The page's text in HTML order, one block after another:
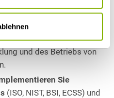
by-Designin alle
und des Betriebs von
Sie
(ISO, NIST, BSI, ECSS) und